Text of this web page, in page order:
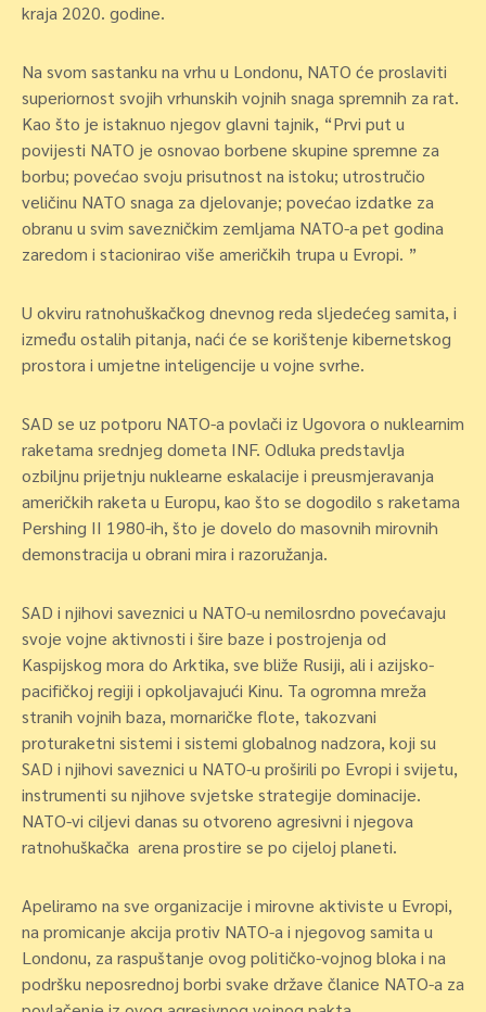
kraja 2020. godine.
Na svom sastanku na vrhu u Londonu, NATO će proslaviti
superiornost svojih vrhunskih vojnih snaga spremnih za rat.
Kao što je istaknuo njegov glavni tajnik, “Prvi put u
povijesti NATO je osnovao borbene skupine spremne za
borbu; povećao svoju prisutnost na istoku; utrostručio
veličinu NATO snaga za djelovanje; povećao izdatke za
obranu u svim savezničkim zemljama NATO-a pet godina
zaredom i stacionirao više američkih trupa u Evropi. ”
U okviru ratnohuškačkog dnevnog reda sljedećeg samita, i
između ostalih pitanja, naći će se korištenje kibernetskog
prostora i umjetne inteligencije u vojne svrhe.
SAD se uz potporu NATO-a povlači iz Ugovora o nuklearnim
raketama srednjeg dometa INF. Odluka predstavlja
ozbiljnu prijetnju nuklearne eskalacije i preusmjeravanja
američkih raketa u Europu, kao što se dogodilo s raketama
Pershing II 1980-ih, što je dovelo do masovnih mirovnih
demonstracija u obrani mira i razoružanja.
SAD i njihovi saveznici u NATO-u nemilosrdno povećavaju
svoje vojne aktivnosti i šire baze i postrojenja od
Kaspijskog mora do Arktika, sve bliže Rusiji, ali i azijsko-
pacifičkoj regiji i opkoljavajući Kinu. Ta ogromna mreža
stranih vojnih baza, mornaričke flote, takozvani
proturaketni sistemi i sistemi globalnog nadzora, koji su
SAD i njihovi saveznici u NATO-u proširili po Evropi i svijetu,
instrumenti su njihove svjetske strategije dominacije.
NATO-vi ciljevi danas su otvoreno agresivni i njegova
ratnohuškačka arena prostire se po cijeloj planeti.
Apeliramo na sve organizacije i mirovne aktiviste u Evropi,
na promicanje akcija protiv NATO-a i njegovog samita u
Londonu, za raspuštanje ovog političko-vojnog bloka i na
podršku neposrednoj borbi svake države članice NATO-a za